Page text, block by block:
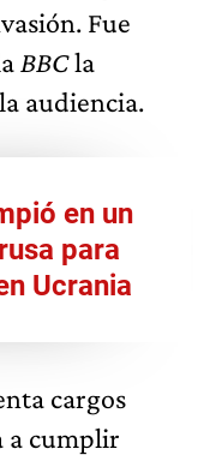
Fue
BBCla
audiencia.
en un
para
Ucrania
cargos
a cumplir